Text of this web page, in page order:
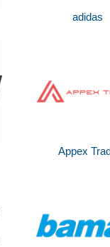
adidas
Appex